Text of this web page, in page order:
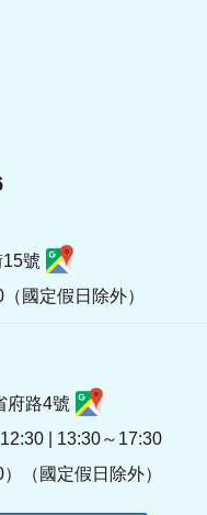
號
國定假日除外）
府路4號
| 13:30～17:30
（國定假日除外）